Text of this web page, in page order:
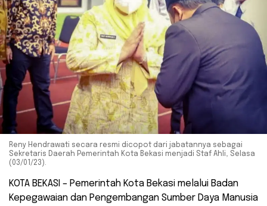
Reny Hendrawati secara resmi dicopot dari jabatannya sebagai
Sekretaris Daerah Pemerintah Kota Bekasi menjadi Staf Ahli, Selasa
(03/01/23).
KOTA BEKASI – Pemerintah Kota Bekasi melalui Badan
Kepegawaian dan Pengembangan Sumber Daya Manusia